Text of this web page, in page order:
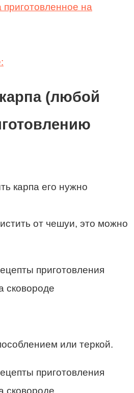
на
(любой
карпа его нужно
от чешуи, это можно
или теркой.